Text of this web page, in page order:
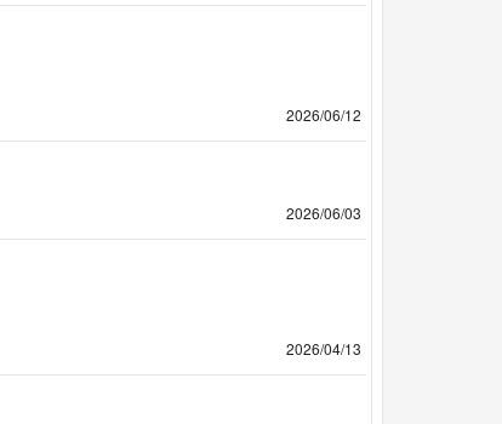
2026/06/12
2026/06/03
2026/04/13